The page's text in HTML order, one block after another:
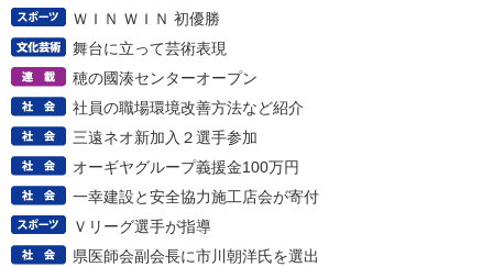
ＷＩＮ ＷＩＮ 初優勝
舞台に立って芸術表現
穂の國湊センターオープン
社員の職場環境改善方法など紹介
三遠ネオ新加入２選手参加
オーギヤグループ義援金100万円
一幸建設と安全協力施工店会が寄付
Ｖリーグ選手が指導
県医師会副会長に市川朝洋氏を選出